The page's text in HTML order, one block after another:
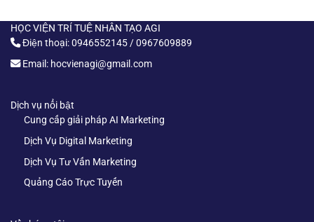
HỌC VIỆN TRÍ TUỆ NHÂN TẠO AGI
Điện thoại: 0946552145 / 0967609889
Email: hocvienagi@gmail.com
Dịch vụ nổi bật
Cung cấp giải pháp AI Marketing
Dịch Vụ Digital Marketing
Dịch Vụ Tư Vấn Marketing
Quảng Cáo Trực Tuyến